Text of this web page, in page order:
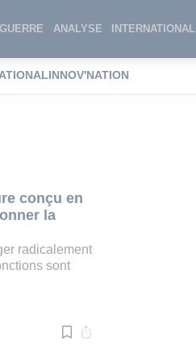
ANALYSE INTERNATIONAL
INNOV'NATION
conçu en
la
radicalement
sont